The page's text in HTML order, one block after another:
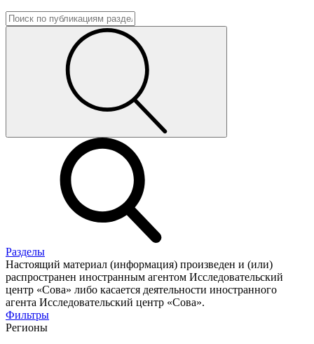
Разделы
Настоящий материал (информация) произведен и (или)
распространен иностранным агентом Исследовательский
центр «Сова» либо касается деятельности иностранного
агента Исследовательский центр «Сова».
Фильтры
Регионы